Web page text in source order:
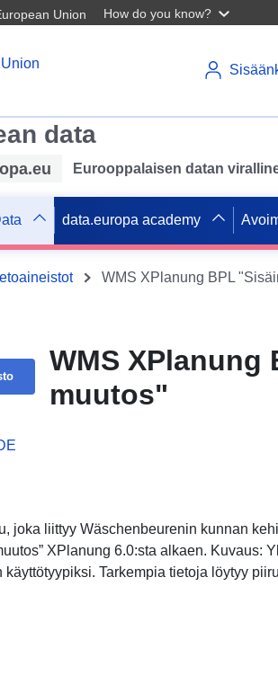
Union How do you know?
data
Eurooppalaisen datan
data.europa academy
WMS XPlanung BPL
WMS
muutos"
joka liittyy Wäschenbeurenin kunnan
XPlanung 6.0:sta alkaen. Kuvaus:
käyttötyypiksi. Tarkempia tietoja löytyy